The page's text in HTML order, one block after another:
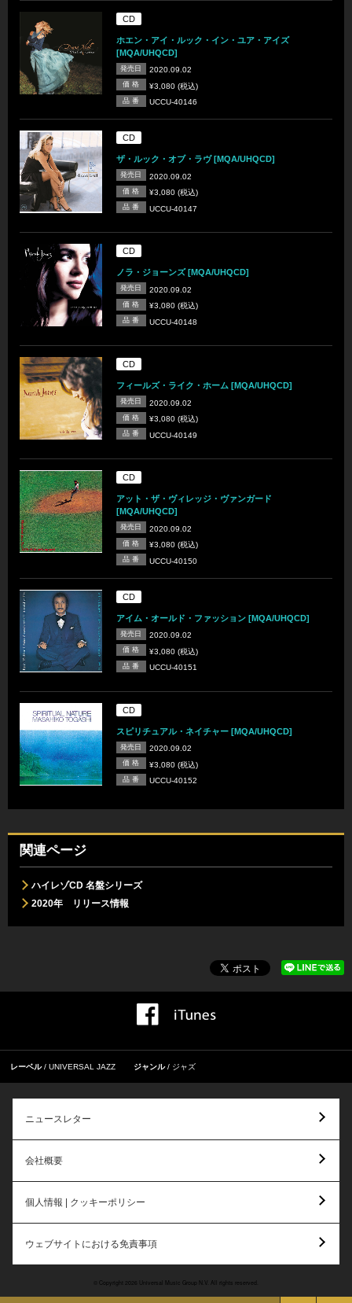
CD
ホエン・アイ・ルック・イン・ユア・アイズ
[MQA/UHQCD]
発売日 2020.09.02
価 格 ¥3,080 (税込)
品 番 UCCU-40146
CD
ザ・ルック・オブ・ラヴ [MQA/UHQCD]
発売日 2020.09.02
価 格 ¥3,080 (税込)
品 番 UCCU-40147
CD
ノラ・ジョーンズ [MQA/UHQCD]
発売日 2020.09.02
価 格 ¥3,080 (税込)
品 番 UCCU-40148
CD
フィールズ・ライク・ホーム [MQA/UHQCD]
発売日 2020.09.02
価 格 ¥3,080 (税込)
品 番 UCCU-40149
CD
アット・ザ・ヴィレッジ・ヴァンガード
[MQA/UHQCD]
発売日 2020.09.02
価 格 ¥3,080 (税込)
品 番 UCCU-40150
CD
アイム・オールド・ファッション [MQA/UHQCD]
発売日 2020.09.02
価 格 ¥3,080 (税込)
品 番 UCCU-40151
CD
スピリチュアル・ネイチャー [MQA/UHQCD]
発売日 2020.09.02
価 格 ¥3,080 (税込)
品 番 UCCU-40152
関連ページ
ハイレゾCD 名盤シリーズ
2020年 リリース情報
レーベル UNIVERSAL JAZZ ジャンル ジャズ
ニュースレター
会社概要
個人情報 | クッキーポリシー
ウェブサイトにおける免責事項
© Copyright 2026 Universal Music Group N.V. All rights reserved.